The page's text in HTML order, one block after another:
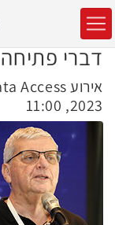
דברי פתיחה
2023, 11:00